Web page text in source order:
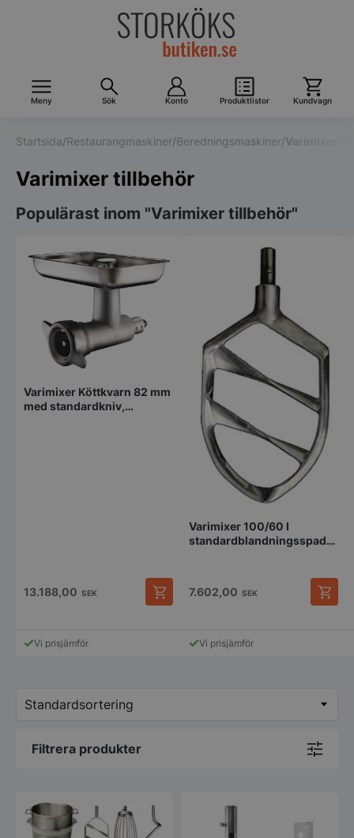
Meny Sök Konto Produktlistor Kundvagn
Startsida/Restaurangmaskiner/Beredningsmaskiner/Varimixer
Varimixer tillbehör
Populärast inom "Varimixer tillbehör"
Varimixer Köttkvarn 82 mm
med standardkniv,
13.188,00 SEK
Vi prisjämför
Varimixer 100/60 l
standardblandningsspade,
7.602,00 SEK
Vi prisjämför
Filtrera produkter